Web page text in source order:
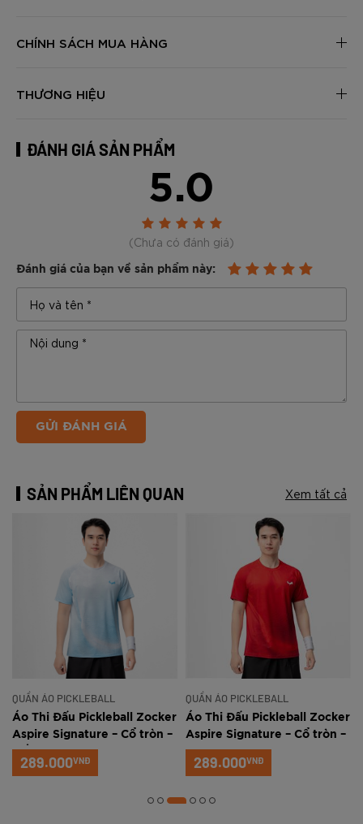
CHÍNH SÁCH MUA HÀNG
THƯƠNG HIỆU
ĐÁNH GIÁ SẢN PHẨM
5.0
(Chưa có đánh giá)
Đánh giá của bạn về sản phẩm này:
GỬI ĐÁNH GIÁ
SẢN PHẨM LIÊN QUAN Xem tất cả
QUẦN ÁO PICKLEBALL
Áo Thi Đấu Pickleball Zocker
Aspire Signature – Cổ tròn –
Trắng xanh
289.000VNĐ
QUẦN ÁO PICKLEBALL
Áo Thi Đấu Pickleball Zocker
Aspire Signature – Cổ tròn –
Đỏ
289.000VNĐ